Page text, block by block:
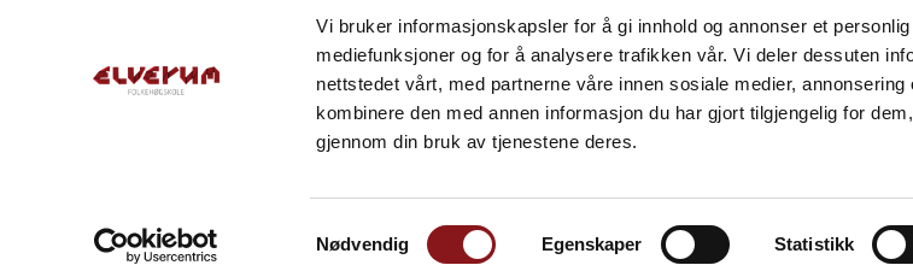
Vi bruker informasjonskapsler for å gi innhold og annonser et
mediefunksjoner og for å analysere trafikken vår. Vi deler dessuten
nettstedet vårt, med partnerne våre innen sosiale medier,
kombinere den med annen informasjon du har gjort tilgjengelig for
gjennom din bruk av tjenestene deres.
Samtykkevalg
Nødvendig Egenskaper Statistikk
elverumfolkehoegskule@ebilag.com
Kontonummer:3000 32 14830
3000 32 34475
88831